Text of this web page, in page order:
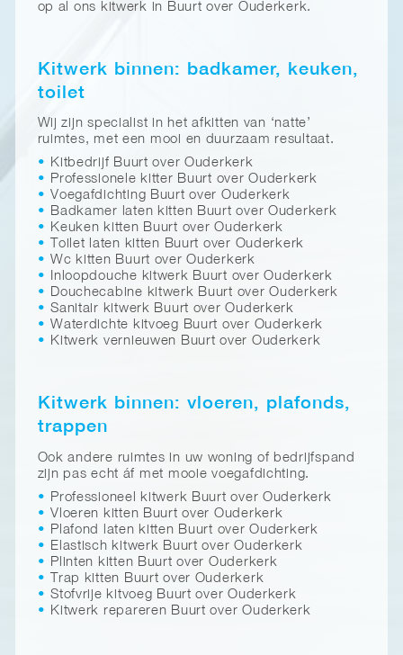
op al ons kitwerk in Buurt over Ouderkerk.
Kitwerk binnen: badkamer, keuken,
toilet
Wij zijn specialist in het afkitten van ‘natte’
ruimtes, met een mooi en duurzaam resultaat.
Kitbedrijf Buurt over Ouderkerk
Professionele kitter Buurt over Ouderkerk
Voegafdichting Buurt over Ouderkerk
Badkamer laten kitten Buurt over Ouderkerk
Keuken kitten Buurt over Ouderkerk
Toilet laten kitten Buurt over Ouderkerk
Wc kitten Buurt over Ouderkerk
Inloopdouche kitwerk Buurt over Ouderkerk
Douchecabine kitwerk Buurt over Ouderkerk
Sanitair kitwerk Buurt over Ouderkerk
Waterdichte kitvoeg Buurt over Ouderkerk
Kitwerk vernieuwen Buurt over Ouderkerk
Kitwerk binnen: vloeren, plafonds,
trappen
Ook andere ruimtes in uw woning of bedrijfspand
zijn pas echt áf met mooie voegafdichting.
Professioneel kitwerk Buurt over Ouderkerk
Vloeren kitten Buurt over Ouderkerk
Plafond laten kitten Buurt over Ouderkerk
Elastisch kitwerk Buurt over Ouderkerk
Plinten kitten Buurt over Ouderkerk
Trap kitten Buurt over Ouderkerk
Stofvrije kitvoeg Buurt over Ouderkerk
Kitwerk repareren Buurt over Ouderkerk